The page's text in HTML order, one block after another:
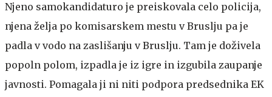
Njeno samokandidaturo je preiskovala celo policija,
njena želja po komisarskem mestu v Bruslju pa je
padla v vodo na zaslišanju v Bruslju. Tam je doživela
popoln polom, izpadla je iz igre in izgubila zaupanje
javnosti. Pomagala ji ni niti podpora predsednika EK